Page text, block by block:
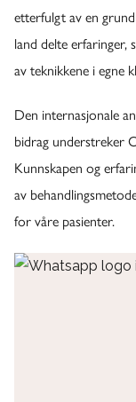
etterfulgt av en
land delte erfaringer,
av teknikkene i egne
Den internasjonale
bidrag understreker
Kunnskapen og
av
for våre pasienter.